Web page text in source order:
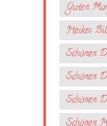
Guten
Heikes
Schönen
Schönen
Schönen